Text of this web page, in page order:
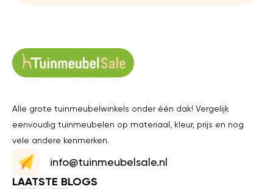
Alle grote tuinmeubelwinkels onder één dak! Vergelijk
eenvoudig tuinmeubelen op materiaal, kleur, prijs en nog
vele andere kenmerken.
info@tuinmeubelsale.nl
LAATSTE BLOGS